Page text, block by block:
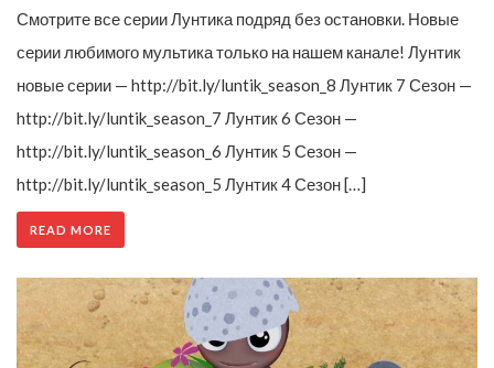
Смотрите все серии Лунтика подряд без остановки. Новые
серии любимого мультика только на нашем канале! Лунтик
новые серии — http://bit.ly/luntik_season_8 Лунтик 7 Сезон —
http://bit.ly/luntik_season_7 Лунтик 6 Сезон —
http://bit.ly/luntik_season_6 Лунтик 5 Сезон —
http://bit.ly/luntik_season_5 Лунтик 4 Сезон […]
READ MORE